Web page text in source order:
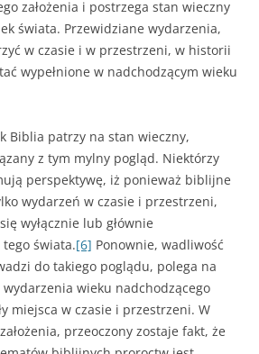
założenia i postrzega stan wieczny
świata. Przewidziane wydarzenia,
w czasie i w przestrzeni, w historii
wypełnione w nadchodzącym wieku
Biblia patrzy na stan wieczny,
z tym mylny pogląd. Niektórzy
perspektywę, iż ponieważ biblijne
wydarzeń w czasie i przestrzeni,
wyłącznie lub głównie
świata.[6] Ponownie, wadliwość
do takiego poglądu, polega na
wieku nadchodzącego
miejsca w czasie i przestrzeni. W
przeoczony zostaje fakt, że